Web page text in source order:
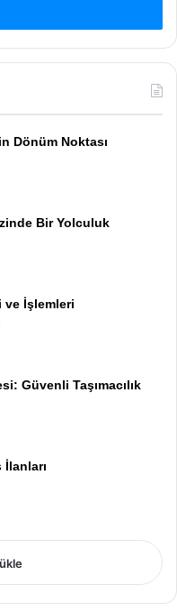
Dönüm Noktası
Bir Yolculuk
ve İşlemleri
Güvenli Taşımacılık
İlanları